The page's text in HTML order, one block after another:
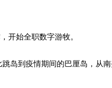
开始全职数字游牧。
岛到疫情期间的巴厘岛，从南